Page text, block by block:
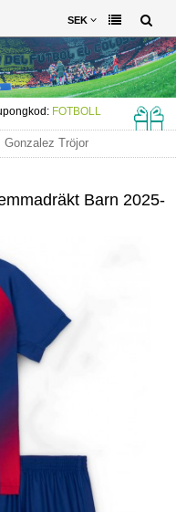
SEK
FOTBOLL
Gonzalez Tröjor
Barn 2025-